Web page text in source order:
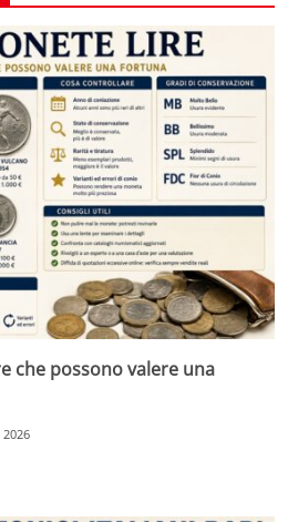
che possono valere una